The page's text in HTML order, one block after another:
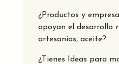
¿Productos y
apoyan el desarrollo
artesanías, aceite?
¿Tienes Ideas para